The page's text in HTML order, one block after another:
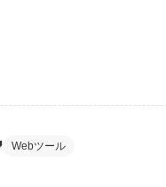
Webツール